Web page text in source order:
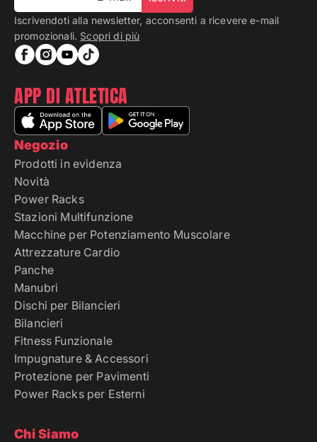
Negozio
Prodotti in evidenza
Novità
Power Racks
Stazioni Multifunzione
Macchine per Potenziamento Muscolare
Attrezzature Cardio
Panche
Manubri
Dischi per Bilancieri
Bilancieri
Fitness Funzionale
Impugnature & Accessori
Protezione per Pavimenti
Power Racks per Esterni
Chi Siamo
Iscrivendoti alla newsletter, acconsenti a ricevere e-mail
promozionali. Scopri di più
APP DI ATLETICA